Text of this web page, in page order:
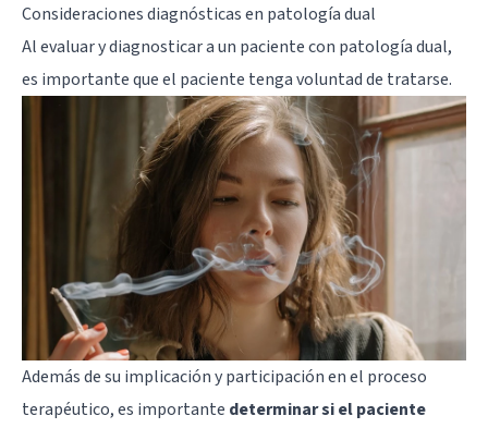
Consideraciones diagnósticas en patología dual
Al evaluar y diagnosticar a un paciente con patología dual,
es importante que el paciente tenga voluntad de tratarse.
Además de su implicación y participación en el proceso
terapéutico, es importante determinar si el paciente